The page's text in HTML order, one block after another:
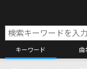
キーワード 曲